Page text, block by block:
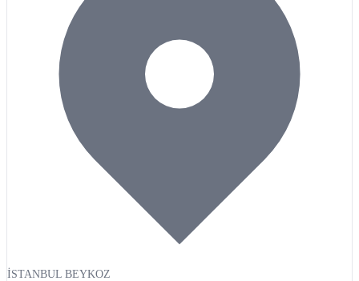
İSTANBUL BEYKOZ